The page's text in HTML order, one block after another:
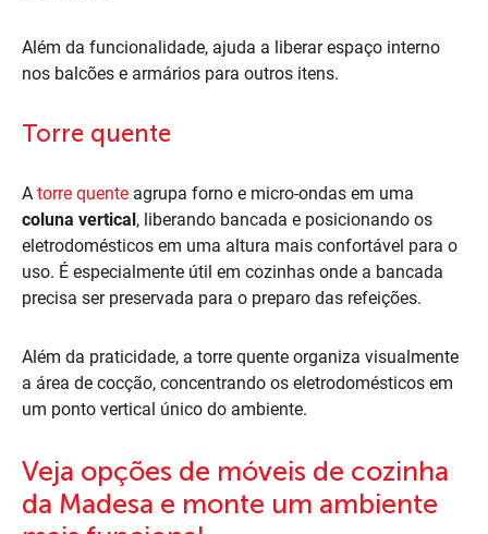
Além da funcionalidade, ajuda a liberar espaço interno
nos balcões e armários para outros itens.
Torre quente
A torre quente agrupa forno e micro-ondas em uma
coluna vertical, liberando bancada e posicionando os
eletrodomésticos em uma altura mais confortável para o
uso. É especialmente útil em cozinhas onde a bancada
precisa ser preservada para o preparo das refeições.
Além da praticidade, a torre quente organiza visualmente
a área de cocção, concentrando os eletrodomésticos em
um ponto vertical único do ambiente.
Veja opções de móveis de cozinha
da Madesa e monte um ambiente